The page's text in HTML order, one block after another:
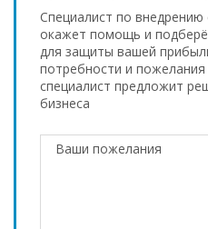
Специалист по внедрению
окажет помощь и
для защиты вашей
потребности и
специалист предложит
бизнеса